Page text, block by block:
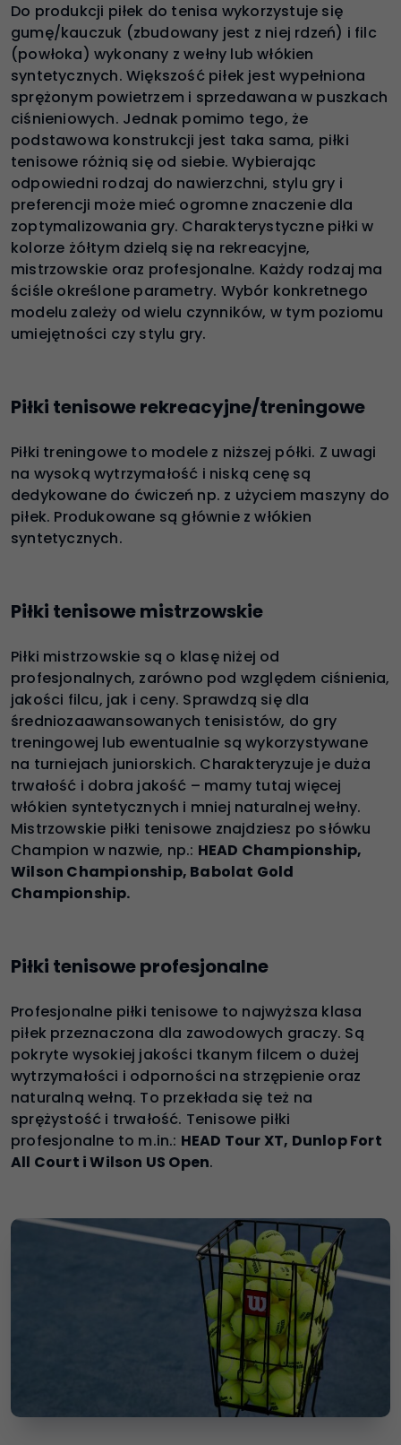
Do produkcji piłek do tenisa wykorzystuje się
gumę/kauczuk (zbudowany jest z niej rdzeń) i filc
(powłoka) wykonany z wełny lub włókien
syntetycznych. Większość piłek jest wypełniona
sprężonym powietrzem i sprzedawana w puszkach
ciśnieniowych. Jednak pomimo tego, że
podstawowa konstrukcji jest taka sama, piłki
tenisowe różnią się od siebie. Wybierając
odpowiedni rodzaj do nawierzchni, stylu gry i
preferencji może mieć ogromne znaczenie dla
zoptymalizowania gry. Charakterystyczne piłki w
kolorze żółtym dzielą się na rekreacyjne,
mistrzowskie oraz profesjonalne. Każdy rodzaj ma
ściśle określone parametry. Wybór konkretnego
modelu zależy od wielu czynników, w tym poziomu
umiejętności czy stylu gry.
Piłki tenisowe rekreacyjne/treningowe
Piłki treningowe to modele z niższej półki. Z uwagi
na wysoką wytrzymałość i niską cenę są
dedykowane do ćwiczeń np. z użyciem maszyny do
piłek. Produkowane są głównie z włókien
syntetycznych.
Piłki tenisowe mistrzowskie
Piłki mistrzowskie są o klasę niżej od
profesjonalnych, zarówno pod względem ciśnienia,
jakości filcu, jak i ceny. Sprawdzą się dla
średniozaawansowanych tenisistów, do gry
treningowej lub ewentualnie są wykorzystywane
na turniejach juniorskich. Charakteryzuje je duża
trwałość i dobra jakość – mamy tutaj więcej
włókien syntetycznych i mniej naturalnej wełny.
Mistrzowskie piłki tenisowe znajdziesz po słówku
Champion w nazwie, np.: HEAD Championship,
Wilson Championship, Babolat Gold
Championship.
Piłki tenisowe profesjonalne
Profesjonalne piłki tenisowe to najwyższa klasa
piłek przeznaczona dla zawodowych graczy. Są
pokryte wysokiej jakości tkanym filcem o dużej
wytrzymałości i odporności na strzępienie oraz
naturalną wełną. To przekłada się też na
sprężystość i trwałość. Tenisowe piłki
profesjonalne to m.in.: HEAD Tour XT, Dunlop Fort
All Court i Wilson US Open.